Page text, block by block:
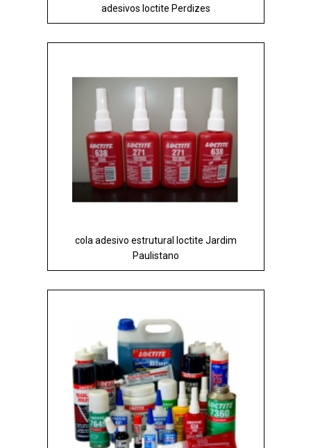
adesivos loctite Perdizes
cola adesivo estrutural loctite Jardim
Paulistano